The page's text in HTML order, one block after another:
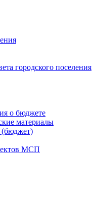
городского поселения
о бюджете
материалы
(бюджет)
МСП